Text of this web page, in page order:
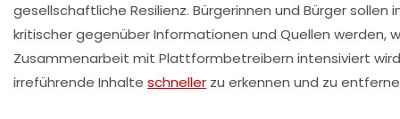
gesellschaftliche Resilienz. Bürgerinnen und Bürger sollen
kritischer gegenüber Informationen und Quellen werden,
Zusammenarbeit mit Plattformbetreibern intensiviert
irreführende Inhalte schneller zu erkennen und zu